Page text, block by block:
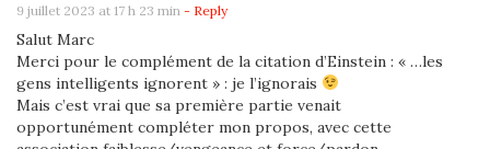
m
s
d
e
9 juillet 2023 at 17 h 23 min - Reply
Salut Marc
Merci pour le complément de la citation d’Einstein : « …les
gens intelligents ignorent » : je l’ignorais
Mais c’est vrai que sa première partie venait
opportunément compléter mon propos, avec cette